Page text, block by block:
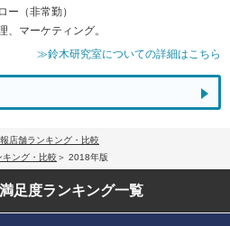
ー（非常勤）
、マーケティング。
≫鈴木研究室についての詳細はこちら
店舗ランキング・比較
ング・比較
2018年版
足度ランキング一覧